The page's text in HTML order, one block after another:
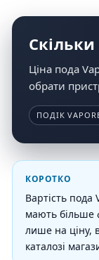
Ціна пода
обрати
ПОДІК
КОРОТКО
Вартість пода
мають більше
лише на ціну,
каталозі